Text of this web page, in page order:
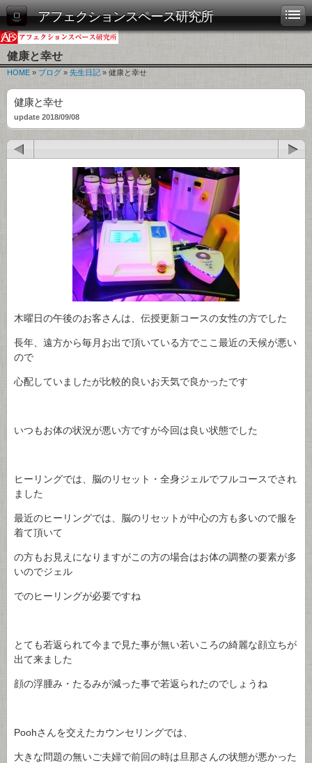
アフェクションスペース研究所
健康と幸せ
HOME » ブログ » 先生日記 » 健康と幸せ
健康と幸せ
update 2018/09/08
木曜日の午後のお客さんは、伝授更新コースの女性の方でした
長年、遠方から毎月お出で頂いている方でここ最近の天候が悪い
ので
心配していましたが比較的良いお天気で良かったです
いつもお体の状況が悪い方ですが今回は良い状態でした
ヒーリングでは、脳のリセット・全身ジェルでフルコースでされ
ました
最近のヒーリングでは、脳のリセットが中心の方も多いので服を
着て頂いて
の方もお見えになりますがこの方の場合はお体の調整の要素が多
いのでジェル
でのヒーリングが必要ですね
とても若返られて今まで見た事が無い若いころの綺麗な顔立ちが
出て来ました
顔の浮腫み・たるみが減った事で若返られたのでしょうね
Poohさんを交えたカウンセリングでは、
大きな問題の無いご夫婦で前回の時は旦那さんの状態が悪かった